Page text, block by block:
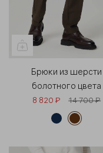
Брюки из шерсти
болотного цвета
8 820 ₽ 14 700 ₽